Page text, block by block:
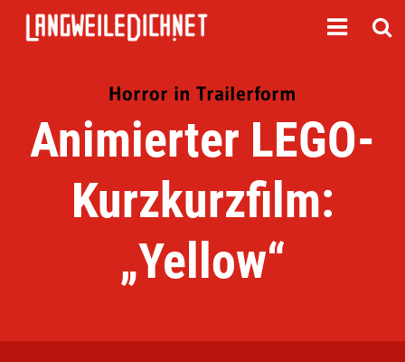
Horror in Trailerform
Animierter LEGO-
Kurzkurzfilm:
„Yellow“